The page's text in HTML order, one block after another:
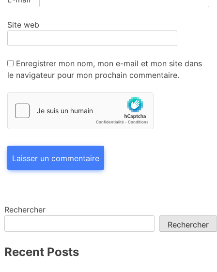
Site web
Enregistrer mon nom, mon e-mail et mon site dans
le navigateur pour mon prochain commentaire.
Rechercher
Rechercher
Recent Posts